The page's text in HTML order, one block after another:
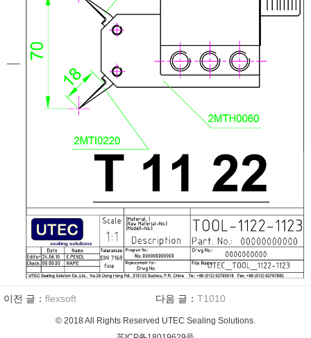
이전 글： flexsoft 다음 글： T1010
© 2018 All Rights Reserved UTEC Sealing Solutions.